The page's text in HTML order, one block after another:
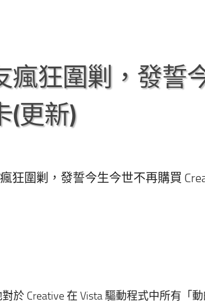
瘋狂圍剿，發誓
(更新)
狂圍剿，發誓今生今世不再購買
於 Creative 在 Vista 驅動程式中所有「